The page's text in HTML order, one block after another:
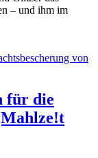
– und ihm im
für die